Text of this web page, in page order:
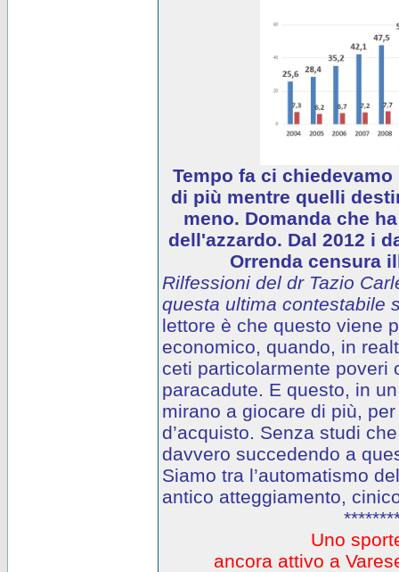
Tempo fa ci
di più mentre quelli
meno. Domanda che
dell'azzardo. Dal 2012 i
Orrenda censura
Rilfessioni del dr Tazio
questa ultima contestabile
lettore è che questo viene
economico, quando, in
ceti particolarmente poveri
paracadute. E questo, in
mirano a giocare di più,
d’acquisto. Senza studi
davvero succedendo a
Siamo tra l’automatismo
antico atteggiamento,
Uno
ancora attivo a